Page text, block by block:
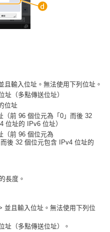
且輸入位址。無法使用下列位址。
址（多點傳送位址）
位址
（前 96 個位元為「0」而後 32
位址的 IPv6 位址）
（前 96 個位元為
而後 32 個位元包含 IPv4 位址的
長度。
並且輸入位址。無法使用下列位
址（多點傳送位址）。